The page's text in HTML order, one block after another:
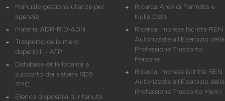
Manuale gestione utenze per
agenzie
Materia ADR-RID-ADN
Trasporto delle merci
deperibili - ATP
Database delle località a
supporto dei sistemi RDS
TMC
Elenco dispositivi di ritenuta
Ricerca Aree di Fermata e
Nulla Osta
Ricerca Imprese Iscritte REN
Autorizzate all'Esercizio della
Professione Trasporto
Persone
Ricerca Imprese iscritte REN
Autorizzate all'Esercizio della
Professione Trasporto Merci